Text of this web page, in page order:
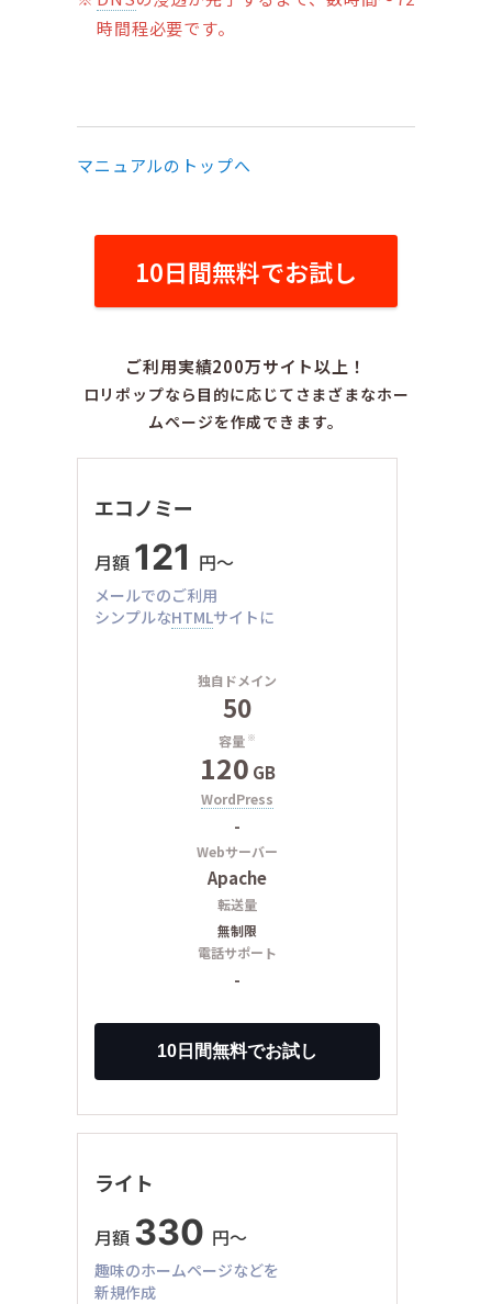
時間程必要です。
マニュアルのトップへ
10日間無料でお試し
ご利用実績200万サイト以上！
ロリポップなら目的に応じてさまざまなホー
ムページを作成できます。
エコノミー
月額 121 円〜
メールでのご利用
シンプルなHTMLサイトに
独自ドメイン
50
容量 ※
120 GB
WordPress
-
Webサーバー
Apache
転送量
無制限
電話サポート
-
ライト
月額 330 円〜
趣味のホームページなどを
新規作成